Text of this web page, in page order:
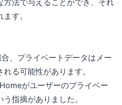
方法で与えることができ、それ
す。
、プライベートデータはメー
る可能性があります。
がユーザーのプライベー
指摘がありました。